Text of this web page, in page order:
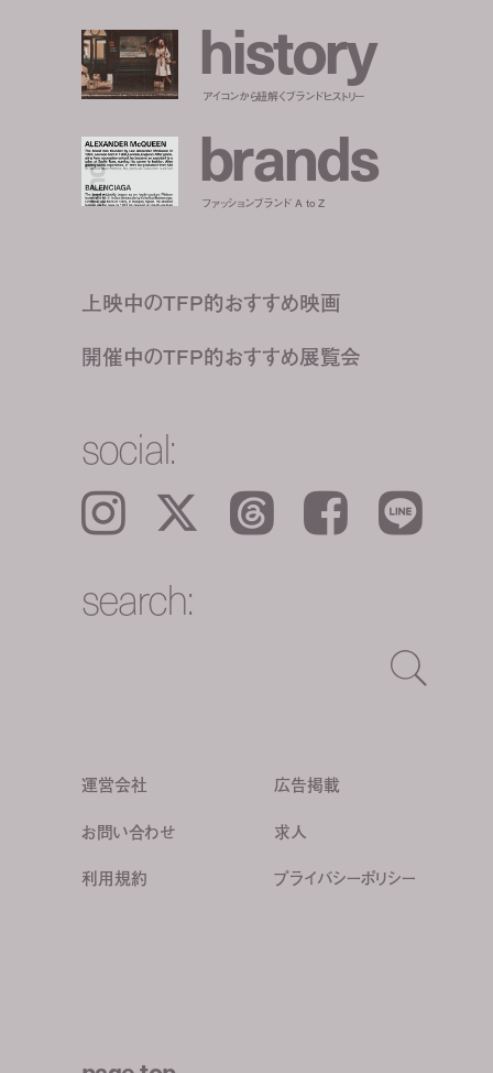
history
アイコンから紐解くブランドヒストリー
brands
ファッションブランド A to Z
上映中のTFP的おすすめ映画
開催中のTFP的おすすめ展覧会
social:
Instagram 𝕏 Threads Facebook LINE
search:
運営会社
広告掲載
お問い合わせ
求人
利用規約 プライバシーポリシー